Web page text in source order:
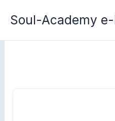
InhaltSoul-Academy